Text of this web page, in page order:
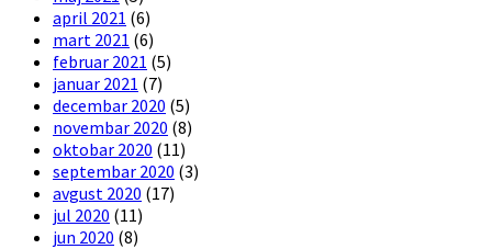
april 2021 (6)
mart 2021 (6)
februar 2021 (5)
januar 2021 (7)
decembar 2020 (5)
novembar 2020 (8)
oktobar 2020 (11)
septembar 2020 (3)
avgust 2020 (17)
jul 2020 (11)
jun 2020 (8)